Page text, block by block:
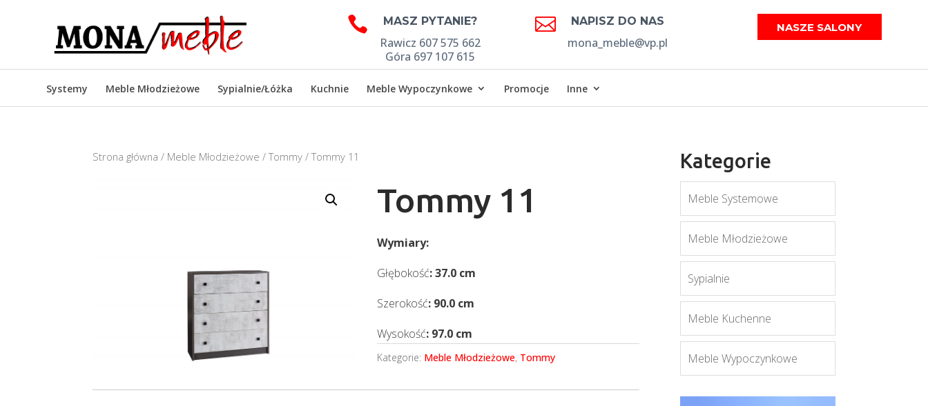
 MASZ PYTANIE?
Rawicz 607 575 662
Góra 697 107 615
 NAPISZ DO NAS
mona_meble@vp.pl
NASZE SALONY
Systemy Meble Młodzieżowe Sypialnie/Łóżka Kuchnie Meble Wypoczynkowe Promocje Inne
Strona główna / Meble Młodzieżowe /Tommy / Tommy 11
Tommy 11
Wymiary:
Głębokość: 37.0 cm
Szerokość: 90.0 cm
Wysokość: 97.0 cm
Kategorie: Meble Młodzieżowe, Tommy
Kategorie
Meble Systemowe
Meble Młodzieżowe
Sypialnie
Meble Kuchenne
Meble Wypoczynkowe